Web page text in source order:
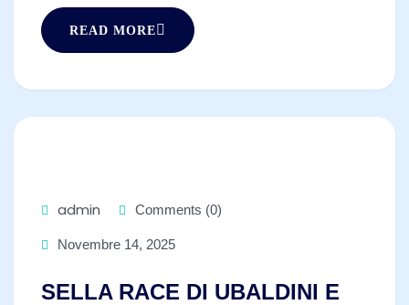
READ MORE
admin Comments (0)
Novembre 14, 2025
SELLA RACE DI UBALDINI E